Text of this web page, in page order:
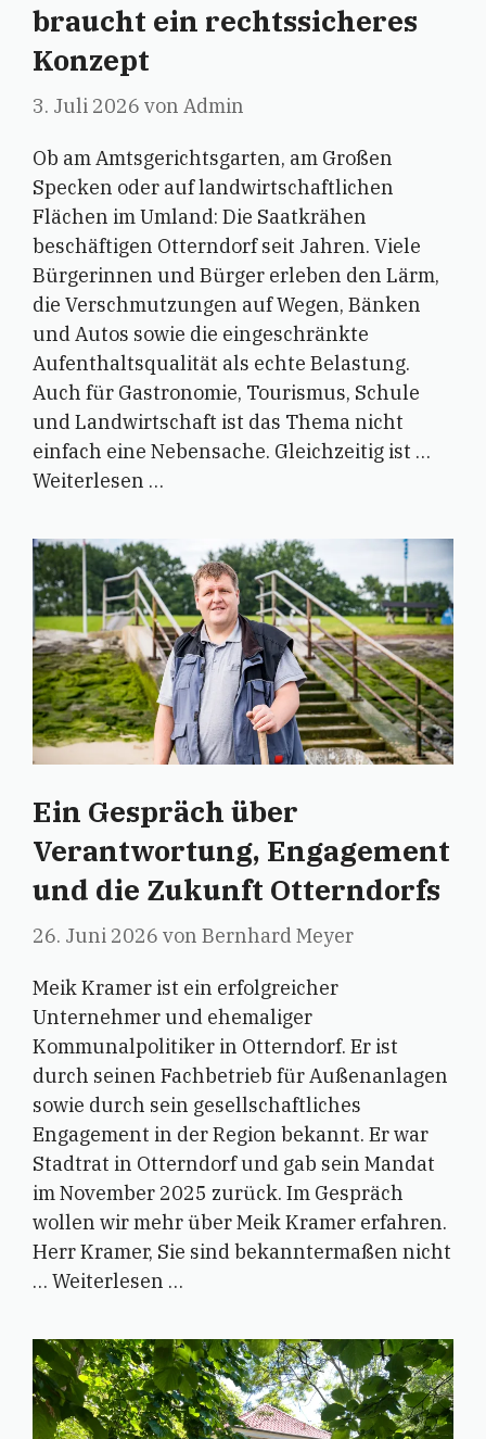
braucht ein rechtssicheres
Konzept
3. Juli 2026 von Admin
Ob am Amtsgerichtsgarten, am Großen
Specken oder auf landwirtschaftlichen
Flächen im Umland: Die Saatkrähen
beschäftigen Otterndorf seit Jahren. Viele
Bürgerinnen und Bürger erleben den Lärm,
die Verschmutzungen auf Wegen, Bänken
und Autos sowie die eingeschränkte
Aufenthaltsqualität als echte Belastung.
Auch für Gastronomie, Tourismus, Schule
und Landwirtschaft ist das Thema nicht
einfach eine Nebensache. Gleichzeitig ist …
Weiterlesen …
Ein Gespräch über
Verantwortung, Engagement
und die Zukunft Otterndorfs
26. Juni 2026 von Bernhard Meyer
Meik Kramer ist ein erfolgreicher
Unternehmer und ehemaliger
Kommunalpolitiker in Otterndorf. Er ist
durch seinen Fachbetrieb für Außenanlagen
sowie durch sein gesellschaftliches
Engagement in der Region bekannt. Er war
Stadtrat in Otterndorf und gab sein Mandat
im November 2025 zurück. Im Gespräch
wollen wir mehr über Meik Kramer erfahren.
Herr Kramer, Sie sind bekanntermaßen nicht
… Weiterlesen …